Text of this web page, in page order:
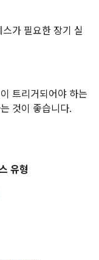
가 필요한 장기 실
트리거되어야 하는
것이 좋습니다.
유형